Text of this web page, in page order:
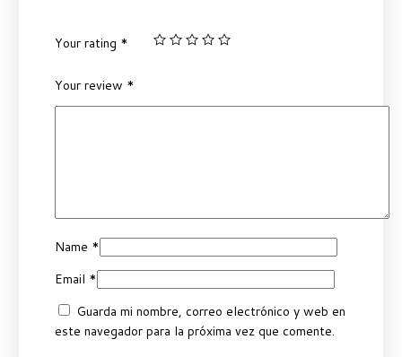
Your rating *
Your review *
Name *
Email *
Guarda mi nombre, correo electrónico y web en
este navegador para la próxima vez que comente.